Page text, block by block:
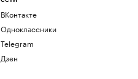
ВКонтакте
Одноклассники
Telegram
Дзен